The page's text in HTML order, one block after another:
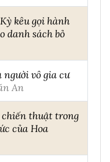
kêu gọi hành
danh sách bỏ
người vô gia cư
An
chiến thuật trong
của Hoa